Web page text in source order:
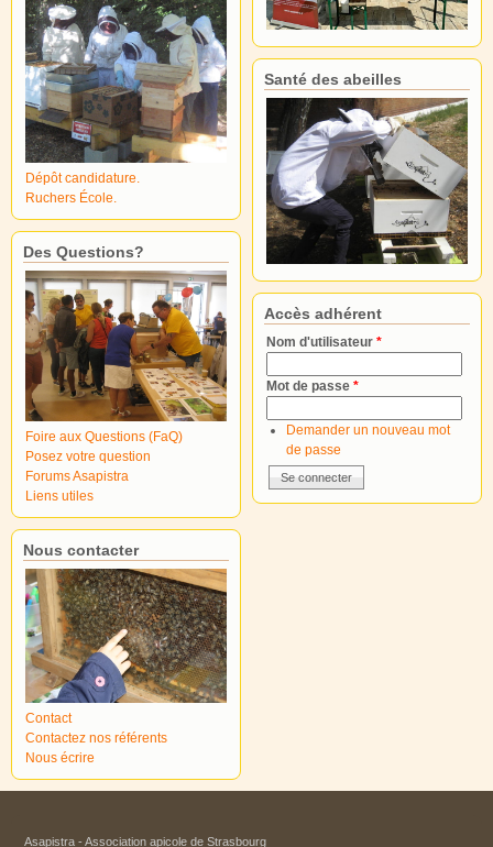
Dépôt candidature.
Ruchers École.
Des Questions?
Foire aux Questions (FaQ)
Posez votre question
Forums Asapistra
Liens utiles
Nous contacter
Contact
Contactez nos référents
Nous écrire
Santé des abeilles
Accès adhérent
Nom d'utilisateur *
Mot de passe *
Demander un nouveau mot
de passe
Asapistra - Association apicole de Strasbourg​